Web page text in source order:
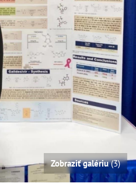
Zobraziť galériu(3)